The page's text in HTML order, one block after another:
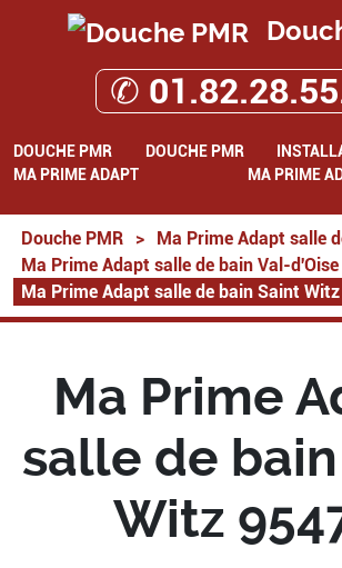
✆
DOUCHE PMR DOUCHE PMR
MA PRIME ADAPT
MA PRIME
Douche PMR > Ma Prime Adapt salle
Ma Prime Adapt salle de bain Val-d'Oise
Ma Prime Adapt salle de bain Saint
Ma Prime
salle de
Witz